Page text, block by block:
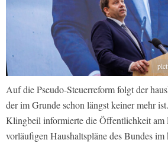
Auf die Pseudo-Steuerreform folgt der
der im Grunde schon längst keiner mehr
Klingbeil informierte die Öffentlichkeit am
vorläufigen Haushaltspläne des Bundes im